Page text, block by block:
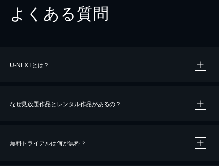
よくある質問
U-NEXTとは？
なぜ見放題作品とレンタル作品があるの？
無料トライアルは何が無料？